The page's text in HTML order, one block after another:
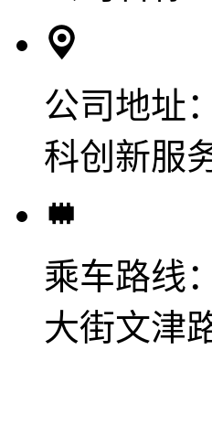
公司地址：
科创新服
乘车路线：
大街文津